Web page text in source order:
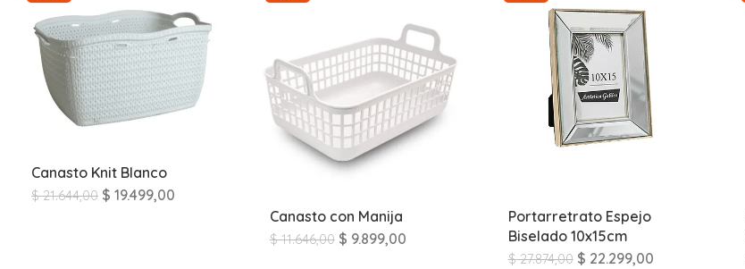
Canasto Knit Blanco
$21.644,00 $ 19.499,00
Canasto con Manija
$11.646,00 $ 9.899,00
Portarretrato Espejo
Biselado 10x15cm
$27.874,00 $ 22.299,00